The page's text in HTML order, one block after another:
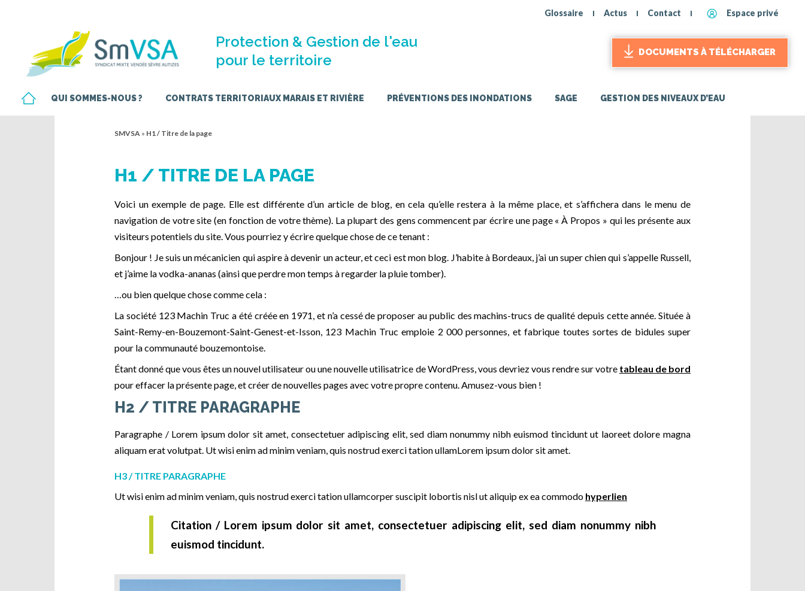
Glossaire Actus Contact Espace privé
Protection & Gestion de l'eau
pour le territoire
DOCUMENTS À TÉLÉCHARGER
QUI SOMMES-NOUS ? CONTRATS TERRITORIAUX MARAIS ET RIVIÈRE PRÉVENTIONS DES INONDATIONS SAGE GESTION DES NIVEAUX D’EAU
SMVSA » H1 / Titre de la page
H1 / TITRE DE LA PAGE
Voici un exemple de page. Elle est différente d’un article de blog, en cela qu’elle restera à la même place, et s’affichera dans le menu de
navigation de votre site (en fonction de votre thème). La plupart des gens commencent par écrire une page « À Propos » qui les présente aux
visiteurs potentiels du site. Vous pourriez y écrire quelque chose de ce tenant :
Bonjour ! Je suis un mécanicien qui aspire à devenir un acteur, et ceci est mon blog. J’habite à Bordeaux, j’ai un super chien qui s’appelle Russell,
et j’aime la vodka-ananas (ainsi que perdre mon temps à regarder la pluie tomber).
…ou bien quelque chose comme cela :
La société 123 Machin Truc a été créée en 1971, et n’a cessé de proposer au public des machins-trucs de qualité depuis cette année. Située à
Saint-Remy-en-Bouzemont-Saint-Genest-et-Isson, 123 Machin Truc emploie 2 000 personnes, et fabrique toutes sortes de bidules super
pour la communauté bouzemontoise.
Étant donné que vous êtes un nouvel utilisateur ou une nouvelle utilisatrice de WordPress, vous devriez vous rendre sur votre tableau de bord
pour effacer la présente page, et créer de nouvelles pages avec votre propre contenu. Amusez-vous bien !
H2 / TITRE PARAGRAPHE
Paragraphe / Lorem ipsum dolor sit amet, consectetuer adipiscing elit, sed diam nonummy nibh euismod tincidunt ut laoreet dolore magna
aliquam erat volutpat. Ut wisi enim ad minim veniam, quis nostrud exerci tation ullamLorem ipsum dolor sit amet.
H3 / TITRE PARAGRAPHE
Ut wisi enim ad minim veniam, quis nostrud exerci tation ullamcorper suscipit lobortis nisl ut aliquip ex ea commodo hyperlien
Citation / Lorem ipsum dolor sit amet, consectetuer adipiscing elit, sed diam nonummy nibh
euismod tincidunt.